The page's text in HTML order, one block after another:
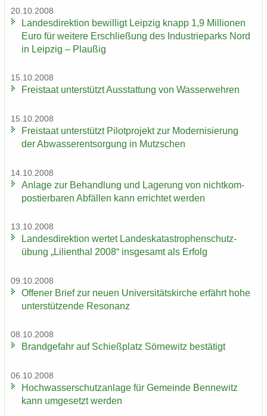
20.10.2008
Lan­des­di­rek­ti­on be­wil­ligt Leip­zig knapp 1,9 Mil­lio­nen
Euro für wei­te­re Er­schlie­ßung des In­dus­trie­parks Nord
in Leip­zig – Plau­ßig
15.10.2008
Frei­staat un­ter­stützt Aus­stat­tung von Was­ser­weh­ren
15.10.2008
Frei­staat un­ter­stützt Pi­lot­pro­jekt zur Mo­der­ni­sie­rung
der Ab­was­ser­ent­sor­gung in Mutz­schen
14.10.2008
An­la­ge zur Be­hand­lung und La­ge­rung von nicht­kom­
pos­tier­ba­ren Ab­fäl­len kann er­rich­tet wer­den
13.10.2008
Lan­des­di­rek­ti­on wer­tet Lan­des­ka­ta­stro­phen­schutz­
übung „Li­li­en­thal 2008“ ins­ge­samt als Er­folg
09.10.2008
Of­fe­ner Brief zur neuen Uni­ver­si­täts­kir­che er­fährt hohe
un­ter­stüt­zen­de Re­so­nanz
08.10.2008
Brand­ge­fahr auf Schieß­platz Sör­ne­witz be­stä­tigt
06.10.2008
Hoch­was­ser­schutz­an­la­ge für Ge­mein­de Ben­ne­witz
kann um­ge­setzt wer­den